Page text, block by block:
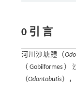
0 引 言
河川沙塘鳢（
（Gobiiformes
（Odontobutis）